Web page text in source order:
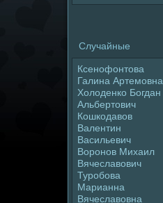
Случайные
Ксенофонтова
Галина Артемовна
Холoденко Богдан
Альбертович
Кошкодавов
Валентин
Васильевич
Воpoнов Михаил
Вячеславович
Туpoбова
Марианна
Вячеславовна